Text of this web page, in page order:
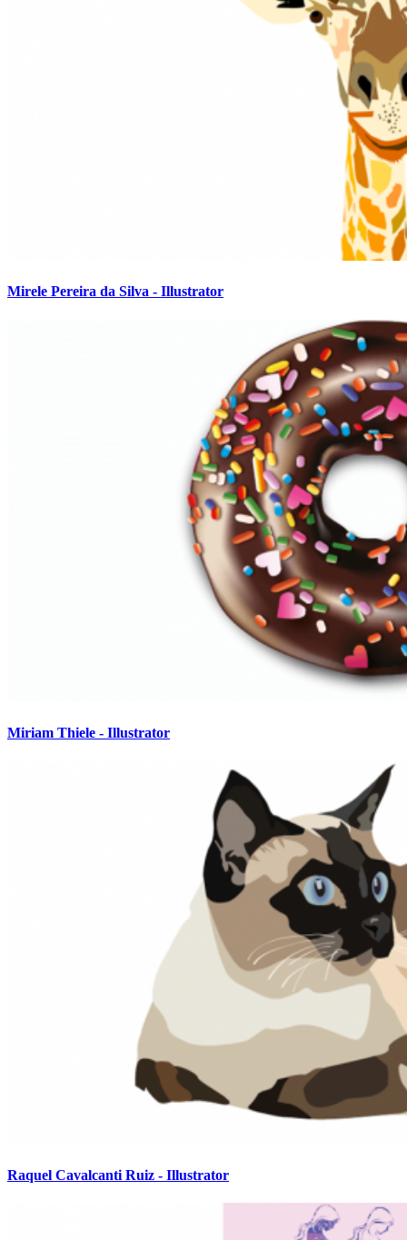
Mirele Pereira da Silva - Illustrator
Miriam Thiele - Illustrator
Raquel Cavalcanti Ruiz - Illustrator